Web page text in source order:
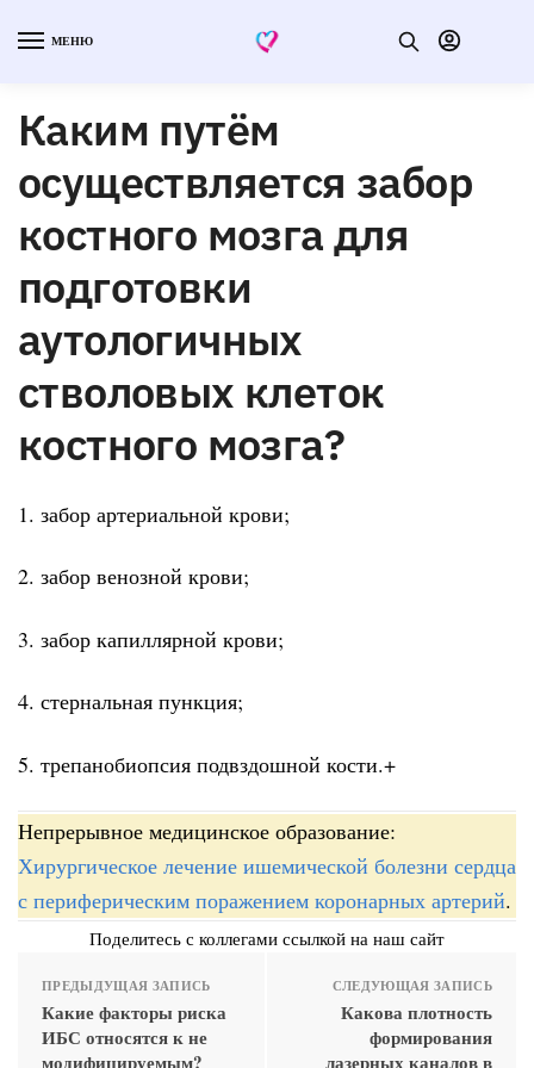
МЕНЮ
Каким путём
осуществляется забор
костного мозга для
подготовки
аутологичных
стволовых клеток
костного мозга?
1. забор артериальной крови;
2. забор венозной крови;
3. забор капиллярной крови;
4. стернальная пункция;
5. трепанобиопсия подвздошной кости.+
Непрерывное медицинское образование:
Хирургическое лечение ишемической болезни сердца
с периферическим поражением коронарных артерий.
Поделитесь с коллегами ссылкой на наш сайт
ПРЕДЫДУЩАЯ ЗАПИСЬ
Какие факторы риска
ИБС относятся к не
модифицируемым?
СЛЕДУЮЩАЯ ЗАПИСЬ
Какова плотность
формирования
лазерных каналов в